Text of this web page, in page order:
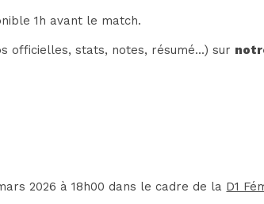
1h avant le match.
officielles, stats, notes, résumé...) sur
2026 à 18h00 dans le cadre de la D1